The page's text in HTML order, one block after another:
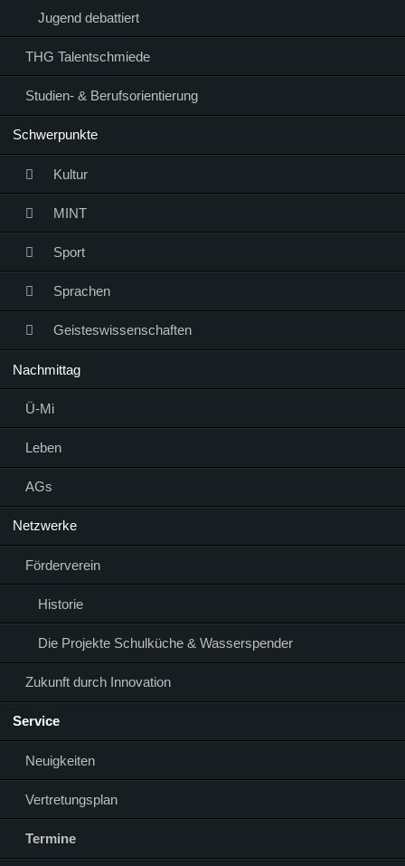
Jugend debattiert
THG Talentschmiede
Studien- & Berufsorientierung
Schwerpunkte
Kultur
MINT
Sport
Sprachen
Geisteswissenschaften
Nachmittag
Ü-Mi
Leben
AGs
Netzwerke
Förderverein
Historie
Die Projekte Schulküche & Wasserspender
Zukunft durch Innovation
Service
Neuigkeiten
Vertretungsplan
Termine